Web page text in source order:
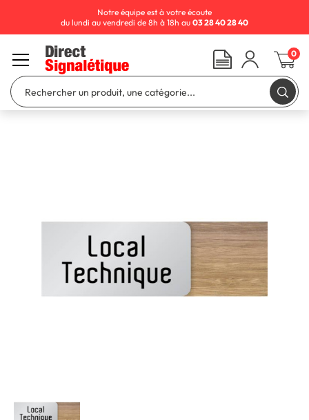
Notre équipe est à votre écoute
du lundi au vendredi de 8h à 18h au 03 28 40 28 40
0